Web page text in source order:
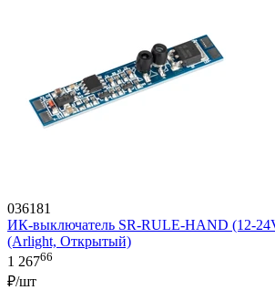
036181
ИК-выключатель SR-RULE-HAND (12-
(Arlight, Открытый)
1 26766
₽/шт